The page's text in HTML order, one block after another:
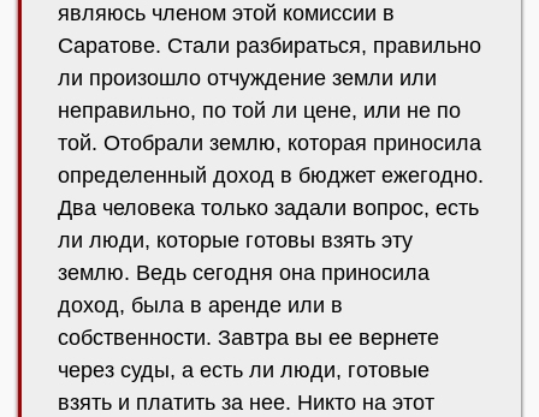
являюсь членом этой комиссии в
Саратове. Стали разбираться, правильно
ли произошло отчуждение земли или
неправильно, по той ли цене, или не по
той. Отобрали землю, которая приносила
определенный доход в бюджет ежегодно.
Два человека только задали вопрос, есть
ли люди, которые готовы взять эту
землю. Ведь сегодня она приносила
доход, была в аренде или в
собственности. Завтра вы ее вернете
через суды, а есть ли люди, готовые
взять и платить за нее. Никто на этот